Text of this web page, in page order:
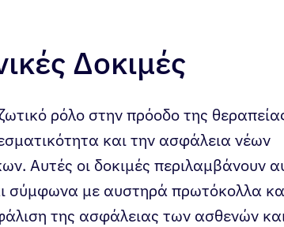
Δοκιμές
ρόλο στην πρόοδο της
και την ασφάλεια νέων
Αυτές οι δοκιμές περιλαμβάνουν
σύμφωνα με αυστηρά πρωτόκολλα
της ασφάλειας των ασθενών